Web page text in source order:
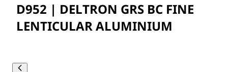
D952 | DELTRON GRS BC FINE
LENTICULAR ALUMINIUM